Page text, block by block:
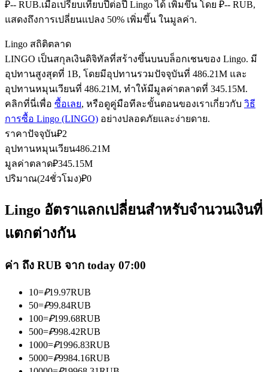
คัดลอกการซื้อขาย
เข้าร่วมกับเทรดเดอร์ชั้นนำ
เพลิดเพลินกับการแบ่งปันผลกำไรและค่าคอมมิชชั่นการคัด
ลอกการซื้อขาย
₽-- RUB.เมื่อเปรียบเทียบปีต่อปี Lingo ได้ เพิ่มขึ้น โดย ₽-- RUB,
แสดงถึงการเปลี่ยนแปลง 50% เพิ่มขึ้น ในมูลค่า.
Lingo สถิติตลาด
LINGO เป็นสกุลเงินดิจิทัลที่สร้างขึ้นบนบล็อกเชนของ Lingo. มี
อุปทานสูงสุดที่ 1B, โดยมีอุปทานรวมปัจจุบันที่ 486.21M และ
อุปทานหมุนเวียนที่ 486.21M, ทำให้มีมูลค่าตลาดที่ 345.15M.
คลิกที่นี่เพื่อ ซื้อเลย, หรือดูคู่มือทีละขั้นตอนของเราเกี่ยวกับ วิธี
การซื้อ Lingo (LINGO) อย่างปลอดภัยและง่ายดาย.
ราคาปัจจุบัน₽2
อุปทานหมุนเวียน486.21M
มูลค่าตลาด₽345.15M
ปริมาณ(24ชั่วโมง)₽0
Lingo อัตราแลกเปลี่ยนสำหรับจำนวนเงินที่
แตกต่างกัน
ค่า ถึง RUB จาก today 07:00
10=₽19.97RUB
50=₽99.84RUB
100=₽199.68RUB
500=₽998.42RUB
1000=₽1996.83RUB
5000=₽9984.16RUB